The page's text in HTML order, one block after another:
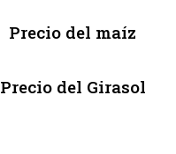
Precio del maíz
Precio del Girasol